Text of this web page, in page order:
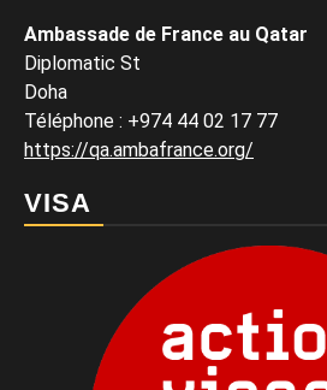
Ambassade de France au Qatar
Diplomatic St
Doha
Téléphone : +974 44 02 17 77
https://qa.ambafrance.org/
VISA